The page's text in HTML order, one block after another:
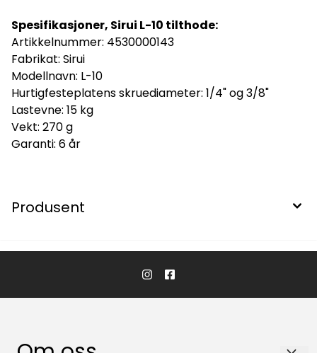
Spesifikasjoner, Sirui L-10 tilthode:
Artikkelnummer: 4530000143
Fabrikat: Sirui
Modellnavn: L-10
Hurtigfesteplatens skruediameter: 1/4" og 3/8"
Lastevne: 15 kg
Vekt: 270 g
Garanti: 6 år
Produsent